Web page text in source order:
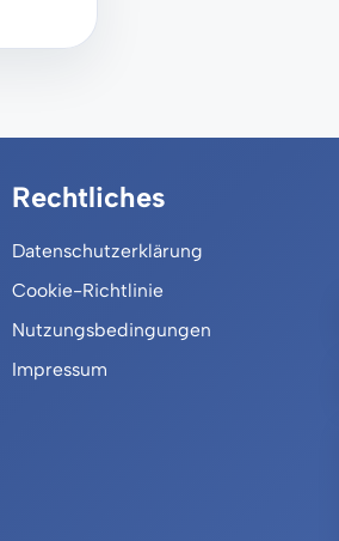
Rechtliches
Datenschutzerklärung
Cookie-Richtlinie
Nutzungsbedingungen
Impressum